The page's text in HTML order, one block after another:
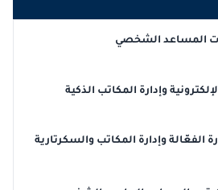
المساعد الشخصي
وإدارة المكاتب الذكية
الفعّالة وإدارة المكاتب والسكرتارية